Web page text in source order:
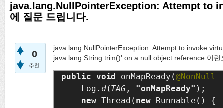
java.lang.NullPointerException: Attempt to
에 질문 드립니다.
0
추천
java.lang.NullPointerException: Attempt to invoke
java.lang.String.trim()' on a null object reference 이
public void onMapReady(
    Log.
d( TAG , "onMapReady" );
new Thread( new Runnable() {